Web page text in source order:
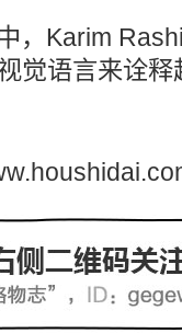
，Karim
觉语言来诠